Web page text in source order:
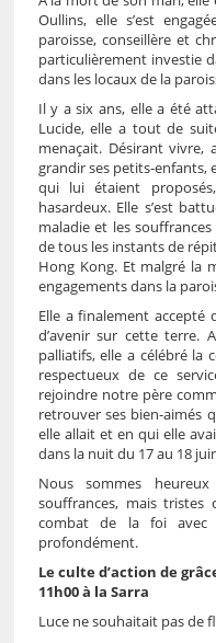
Oullins, elle s’est
paroisse, conseillère et
particulièrement investie
dans les locaux de la
Il y a six ans, elle a été
Lucide, elle a tout de
menaçait. Désirant vivre,
grandir ses petits-enfants,
qui lui étaient
hasardeux. Elle s’est
maladie et les
de tous les instants de
Hong Kong. Et malgré la
engagements dans la
Elle a finalement accepté
d’avenir sur cette terre.
palliatifs, elle a célébré la
respectueux de ce
rejoindre notre père
retrouver ses bien-aimés
elle allait et en qui elle
dans la nuit du 17 au 18
Nous sommes
souffrances, mais
combat de la foi avec
profondément.
Le culte d’action de
11h00 à la Sarra
Luce ne souhaitait pas de